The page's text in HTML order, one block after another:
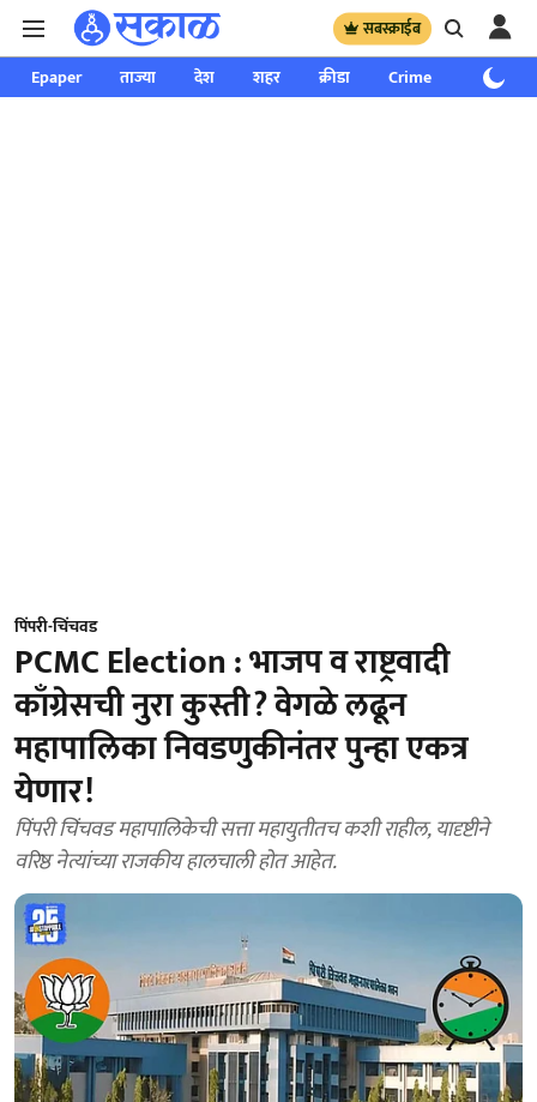
सबस्क्राईब
Epaper ताज्या देश शहर क्रीडा Crime साप्ताहिक
पिंपरी-चिंचवड
PCMC Election : भाजप व राष्ट्रवादी
काँग्रेसची नुरा कुस्ती? वेगळे लढून
महापालिका निवडणुकीनंतर पुन्हा एकत्र
येणार!
पिंपरी चिंचवड महापालिकेची सत्ता महायुतीतच कशी राहील, यादृष्टीने
वरिष्ठ नेत्यांच्या राजकीय हालचाली होत आहेत.